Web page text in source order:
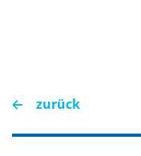
zurück